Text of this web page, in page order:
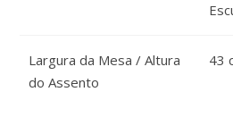
Largura da Mesa / Altura
do Assento
43